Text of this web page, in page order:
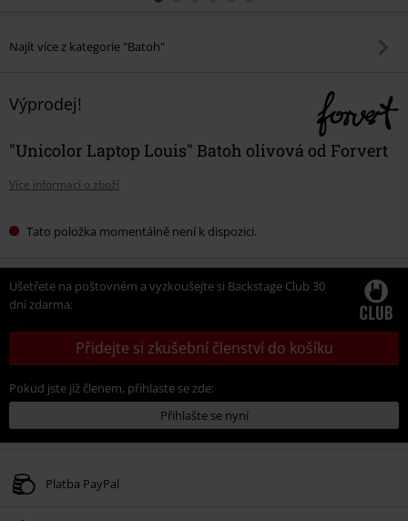
Najít více z kategorie "Batoh"
Výprodej!
"Unicolor Laptop Louis" Batoh olivová od Forvert
Více informací o zboží
Tato položka momentálně není k dispozici.
Ušetřete na poštovném a vyzkoušejte si Backstage Club 30
dní zdarma:
Přidejte si zkušební členství do košíku
Pokud jste již členem, přihlaste se zde:
Přihlašte se nyní
Platba PayPal